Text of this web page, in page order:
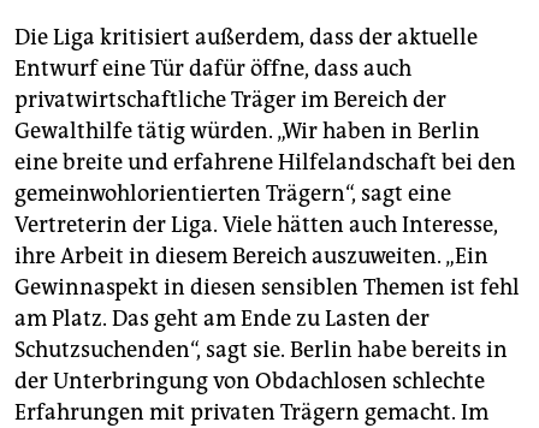
Die Liga kritisiert außerdem, dass der aktuelle
Entwurf eine Tür dafür öffne, dass auch
privatwirtschaftliche Träger im Bereich der
Gewalthilfe tätig würden. „Wir haben in Berlin
eine breite und erfahrene Hilfelandschaft bei den
gemeinwohlorientierten Trägern“, sagt eine
Vertreterin der Liga. Viele hätten auch Interesse,
ihre Arbeit in diesem Bereich auszuweiten. „Ein
Gewinnaspekt in diesen sensiblen Themen ist fehl
am Platz. Das geht am Ende zu Lasten der
Schutzsuchenden“, sagt sie. Berlin habe bereits in
der Unterbringung von Obdachlosen schlechte
Erfahrungen mit privaten Trägern gemacht. Im